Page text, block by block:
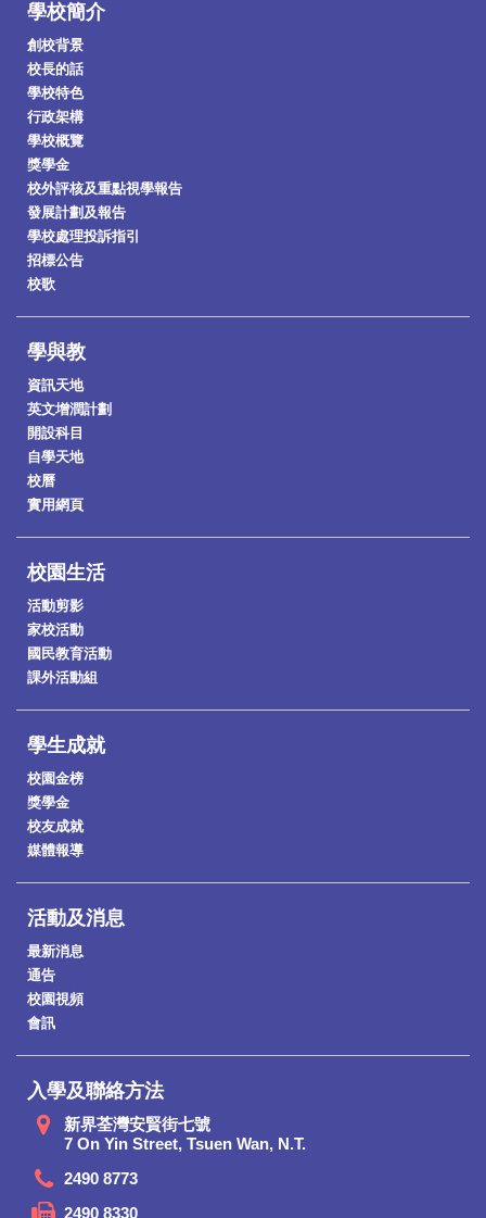
學校簡介
創校背景
校長的話
學校特色
行政架構
學校概覽
獎學金
校外評核及重點視學報告
發展計劃及報告
學校處理投訴指引
招標公告
校歌
學與教
資訊天地
英文增潤計劃
開設科目
自學天地
校曆
實用網頁
校園生活
活動剪影
家校活動
國民教育活動
課外活動組
學生成就
校園金榜
獎學金
校友成就
媒體報導
活動及消息
最新消息
通告
校園視頻
會訊
入學及聯絡方法
新界荃灣安賢街七號
7 On Yin Street, Tsuen Wan, N.T.
2490 8773
2490 8330